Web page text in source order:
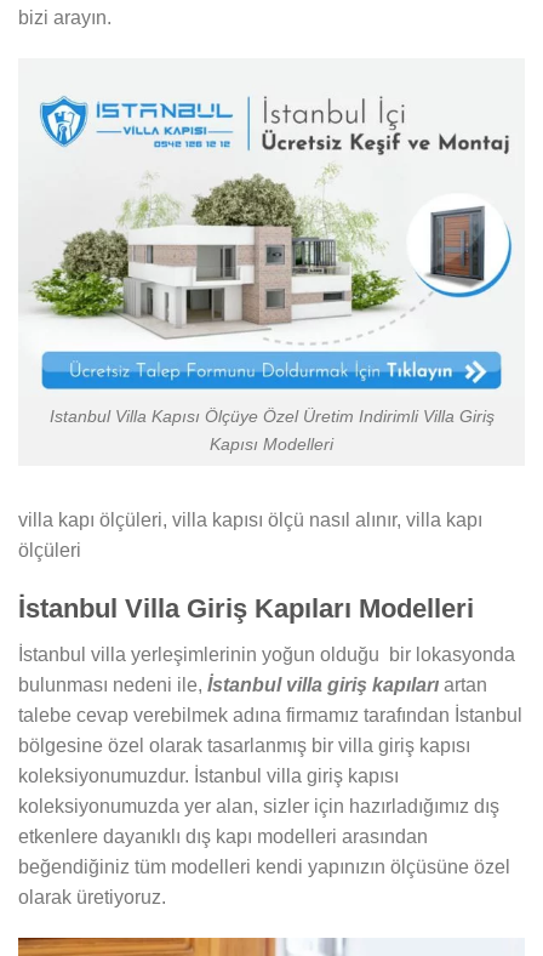
bizi arayın.
Istanbul Villa Kapısı Ölçüye Özel Üretim Indirimli Villa Giriş
Kapısı Modelleri
villa kapı ölçüleri, villa kapısı ölçü nasıl alınır, villa kapı
ölçüleri
İstanbul Villa Giriş Kapıları Modelleri
İstanbul villa yerleşimlerinin yoğun olduğu bir lokasyonda
bulunması nedeni ile, İstanbul villa giriş kapıları artan
talebe cevap verebilmek adına firmamız tarafından İstanbul
bölgesine özel olarak tasarlanmış bir villa giriş kapısı
koleksiyonumuzdur. İstanbul villa giriş kapısı
koleksiyonumuzda yer alan, sizler için hazırladığımız dış
etkenlere dayanıklı dış kapı modelleri arasından
beğendiğiniz tüm modelleri kendi yapınızın ölçüsüne özel
olarak üretiyoruz.